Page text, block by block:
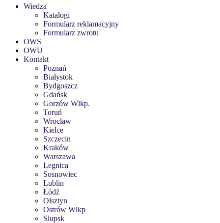
Wiedza
Katalogi
Formularz reklamacyjny
Formularz zwrotu
OWS
OWU
Kontakt
Poznań
Białystok
Bydgoszcz
Gdańsk
Gorzów Wlkp.
Toruń
Wrocław
Kielce
Szczecin
Kraków
Warszawa
Legnica
Sosnowiec
Lublin
Łódź
Olsztyn
Ostrów Wlkp
Slupsk